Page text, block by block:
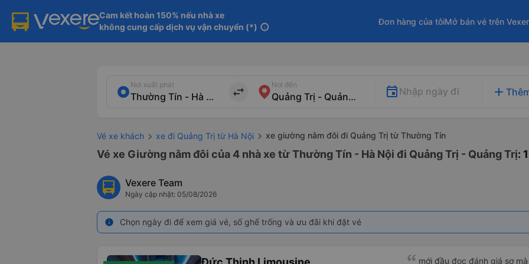
Cam kết hoàn 150% nếu nhà xe
không cung cấp dịch vụ vận chuyển (*) info
Đơn hàng của tôiMở bán vé trên
Nơi xuất phát
import_export
Nơi đến
Nhập ngày đi add
Vé xe khách xe đi Quảng Trị từ Hà Nội xe giường nằm đôi đi Quảng Trị từ Thường Tín
Vé xe Giường nằm đôi của 4 nhà xe từ Thường Tín - Hà Nội đi Quảng Trị - Quảng Trị:
Vexere Team
Ngày cập nhật: 05/08/2026
info Chọn ngày đi để xem giá vé, số ghế trống và ưu đãi khi đặt vé
mới đầu đọc đánh giá sợ